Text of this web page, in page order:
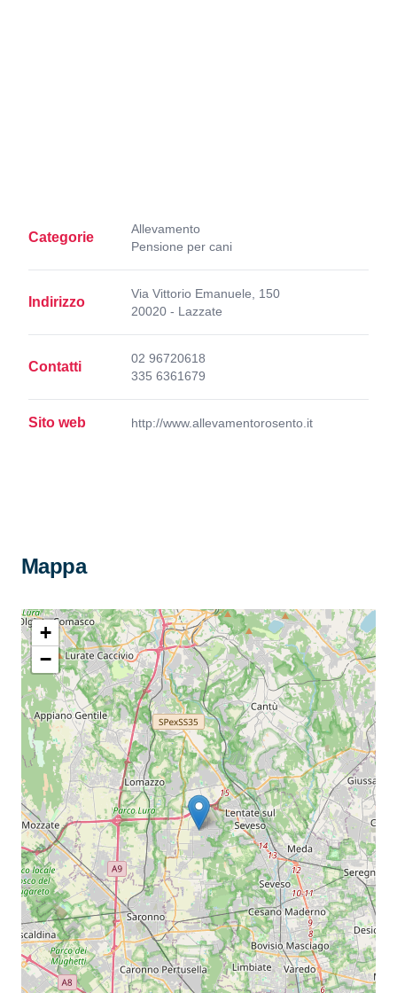
Categorie
Allevamento
Pensione per cani
Indirizzo
Via Vittorio Emanuele, 150
20020 - Lazzate
Contatti
02 96720618
335 6361679
Sito web http://www.allevamentorosento.it
Mappa
+
−